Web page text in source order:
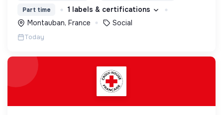
Part time
1 labels & certifications
Montauban, France
Social
Today